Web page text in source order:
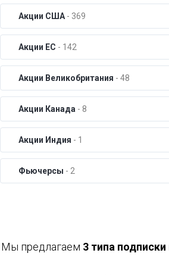
Акции США - 369
Акции ЕС - 142
Акции Великобритания - 48
Акции Канада - 8
Акции Индия - 1
Фьючерсы - 2
Мы предлагаем 3 типа